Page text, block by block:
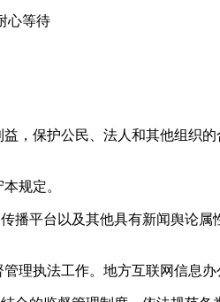
心等待
，保护公民、法人和其他组织
规定。
播平台以及其他具有新闻舆论
理执法工作。地方互联网信息